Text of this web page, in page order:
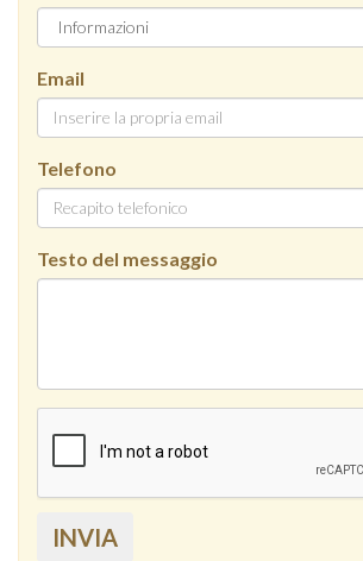
Email
Telefono
Testo del messaggio
INVIA